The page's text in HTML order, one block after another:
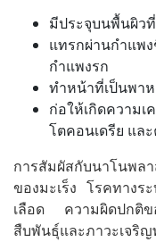
มีประจุบนพื้นผิว
แทรกผ่านกำแพ
กำแพงรก
ทำหน้าที่เป็นพา
ก่อให้เกิดความ
โตคอนเดรีย แล
การสัมผัสกับนาโนพล
ของมะเร็ง โรคทางร
เลือด ความผิดปกติ
สืบพันธุ์และภาวะเจริ